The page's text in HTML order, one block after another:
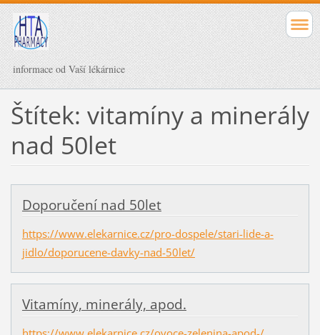
informace od Vaší lékárnice
Štítek: vitamíny a minerály
nad 50let
Doporučení nad 50let
https://www.elekarnice.cz/pro-dospele/stari-lide-a-
jidlo/doporucene-davky-nad-50let/
Vitamíny, minerály, apod.